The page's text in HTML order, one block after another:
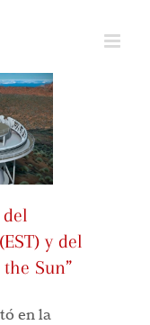
y del
Sun”
en la